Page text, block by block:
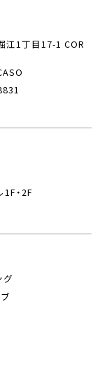
江1丁目17-1 COR
・2F
グ